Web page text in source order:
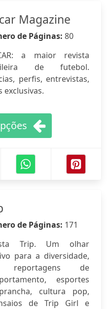
Magazine
de Páginas: 80
a maior revista
de futebol.
perfis, entrevistas,
exclusivas.
de Páginas: 171
Trip. Um olhar
para a diversidade,
reportagens de
esportes
cultura pop,
de Trip Girl e